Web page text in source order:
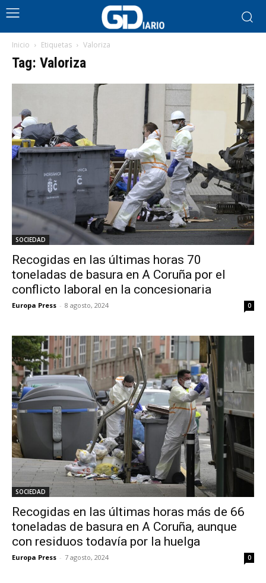
Inicio Etiquetas Valoriza
Tag: Valoriza
SOCIEDAD
Recogidas en las últimas horas 70
toneladas de basura en A Coruña por el
conflicto laboral en la concesionaria
Europa Press - 8 agosto, 2024 0
SOCIEDAD
Recogidas en las últimas horas más de 66
toneladas de basura en A Coruña, aunque
con residuos todavía por la huelga
Europa Press - 7 agosto, 2024 0